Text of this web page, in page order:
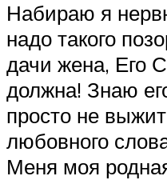
Набираю я
надо такого
дачи жена, Его
должна! Знаю
просто не
любовного
Меня моя